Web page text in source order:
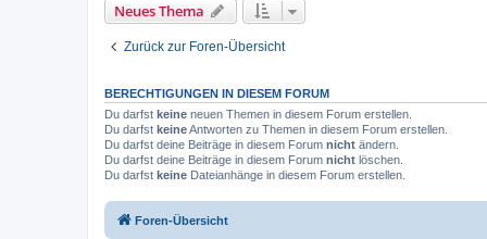
Neues Thema
Zurück zur Foren-Übersicht
BERECHTIGUNGEN IN DIESEM FORUM
Du darfst keine neuen Themen in diesem Forum erstellen.
Du darfst keineAntworten zu Themen in diesem Forum erstellen.
Du darfst deine Beiträge in diesem Forum nicht ändern.
Du darfst deine Beiträge in diesem Forum nicht löschen.
Du darfst keine Dateianhänge in diesem Forum erstellen.
Foren-Übersicht